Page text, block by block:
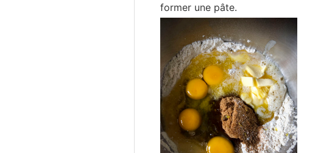
former une pâte.